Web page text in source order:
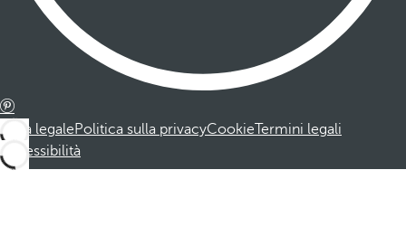
Nota legalePolitica sulla privacyCookieTermini legali
Accessibilità